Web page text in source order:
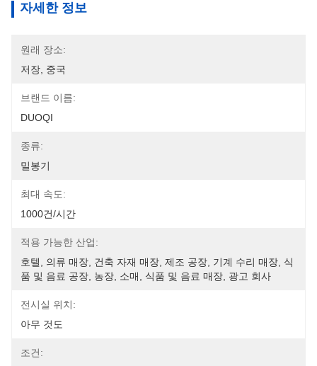
자세한 정보
원래 장소:
저장, 중국
브랜드 이름:
DUOQI
종류:
밀봉기
최대 속도:
1000건/시간
적용 가능한 산업:
호텔, 의류 매장, 건축 자재 매장, 제조 공장, 기계 수리 매장, 식
품 및 음료 공장, 농장, 소매, 식품 및 음료 매장, 광고 회사
전시실 위치:
아무 것도
조건: